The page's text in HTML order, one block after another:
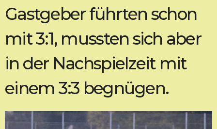
Gastgeber führten schon
mit 3:1, mussten sich aber
in der Nachspielzeit mit
einem 3:3 begnügen.